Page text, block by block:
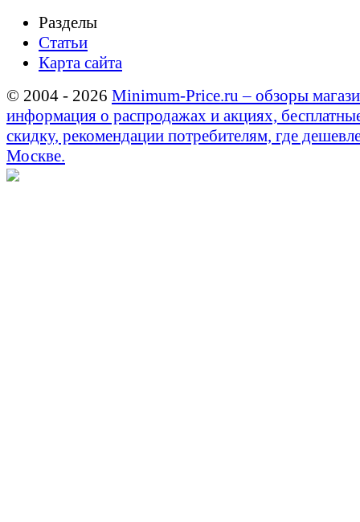
Разделы
Статьи
Карта сайта
© 2004 - 2026 Minimum-Price.ru – обзоры
информация о распродажах и акциях,
скидку, рекомендации потребителям, где
Москве.